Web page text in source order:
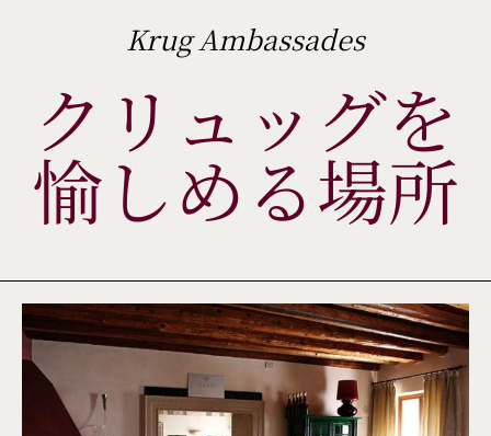
Krug Ambassades
クリュッグを
愉しめる場所